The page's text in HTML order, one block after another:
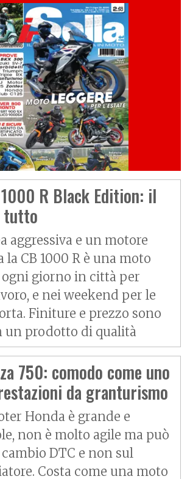
R Black Edition: il
tutto
aggressiva e un motore
la CB 1000 R è una moto
giorno in città per
e nei weekend per le
Finiture e prezzo sono
un prodotto di qualità
750: comodo come uno
da granturismo
Honda è grande e
non è molto agile ma può
DTC e non sul
Costa come una moto